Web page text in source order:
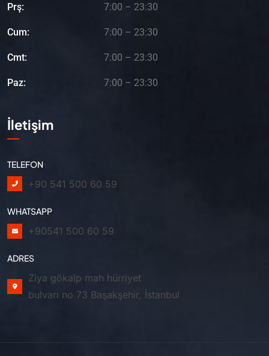
Prş: 7:00 – 23:30
Cum: 7:00 – 23:30
Cmt: 7:00 – 23:30
Paz: 7:00 – 23:30
İletişim
TELEFON
+90 541 500 60 59
WHATSAPP
+90541 500 60 59
ADRES
Ziya gökalp mah hürriyet
bulvarı no 73 Başakşehir, İstanbul